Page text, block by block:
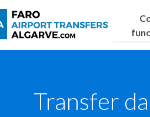
Transfer